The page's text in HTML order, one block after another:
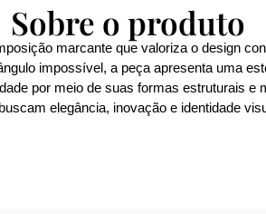
Sobre o produto
marcante que valoriza o design
impossível, a peça apresenta uma
por meio de suas formas estruturais
elegância, inovação e identidade